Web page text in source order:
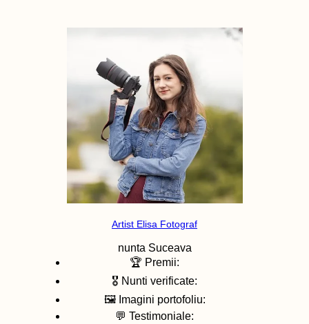
Artist Elisa Fotograf
nunta Suceava
🏆 Premii:
🎖️ Nunti verificate:
🖼️ Imagini portofoliu:
💬 Testimoniale: